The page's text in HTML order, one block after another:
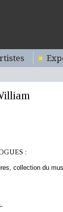
:
collection du